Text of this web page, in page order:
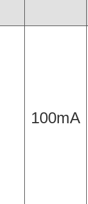
100mA